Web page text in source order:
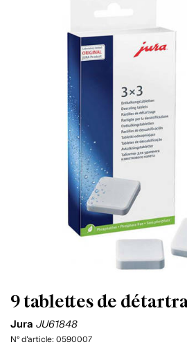
9 tablettes de
Jura JU61848
N° d'article: 0590007